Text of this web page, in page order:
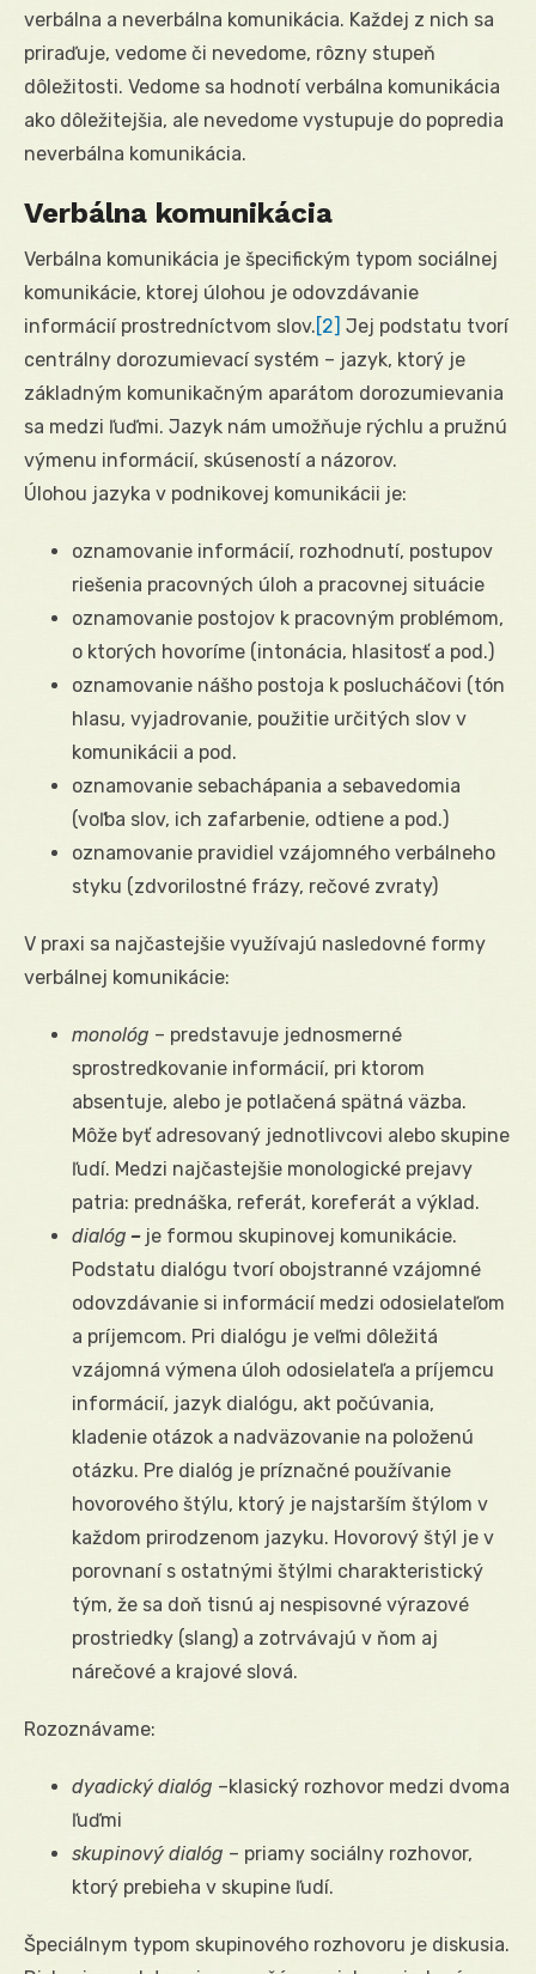
verbálna a neverbálna komunikácia. Každej z nich sa
priraďuje, vedome či nevedome, rôzny stupeň
dôležitosti. Vedome sa hodnotí verbálna komunikácia
ako dôležitejšia, ale nevedome vystupuje do popredia
neverbálna komunikácia.
Verbálna komunikácia
Verbálna komunikácia je špecifickým typom sociálnej
komunikácie, ktorej úlohou je odovzdávanie
informácií prostredníctvom slov. [2] Jej podstatu tvorí
centrálny dorozumievací systém – jazyk, ktorý je
základným komunikačným aparátom dorozumievania
sa medzi ľuďmi. Jazyk nám umožňuje rýchlu a pružnú
výmenu informácií, skúseností a názorov.
Úlohou jazyka v podnikovej komunikácii je:
oznamovanie informácií, rozhodnutí, postupov
riešenia pracovných úloh a pracovnej situácie
oznamovanie postojov k pracovným problémom,
o ktorých hovoríme (intonácia, hlasitosť a pod.)
oznamovanie nášho postoja k poslucháčovi (tón
hlasu, vyjadrovanie, použitie určitých slov v
komunikácii a pod.
oznamovanie sebachápania a sebavedomia
(voľba slov, ich zafarbenie, odtiene a pod.)
oznamovanie pravidiel vzájomného verbálneho
styku (zdvorilostné frázy, rečové zvraty)
V praxi sa najčastejšie využívajú nasledovné formy
verbálnej komunikácie:
monológ – predstavuje jednosmerné
sprostredkovanie informácií, pri ktorom
absentuje, alebo je potlačená spätná väzba.
Môže byť adresovaný jednotlivcovi alebo skupine
ľudí. Medzi najčastejšie monologické prejavy
patria: prednáška, referát, koreferát a výklad.
dialóg – je formou skupinovej komunikácie.
Podstatu dialógu tvorí obojstranné vzájomné
odovzdávanie si informácií medzi odosielateľom
a príjemcom. Pri dialógu je veľmi dôležitá
vzájomná výmena úloh odosielateľa a príjemcu
informácií, jazyk dialógu, akt počúvania,
kladenie otázok a nadväzovanie na položenú
otázku. Pre dialóg je príznačné používanie
hovorového štýlu, ktorý je najstarším štýlom v
každom prirodzenom jazyku. Hovorový štýl je v
porovnaní s ostatnými štýlmi charakteristický
tým, že sa doň tisnú aj nespisovné výrazové
prostriedky (slang) a zotrvávajú v ňom aj
nárečové a krajové slová.
Rozoznávame:
dyadický dialóg –klasický rozhovor medzi dvoma
ľuďmi
skupinový dialóg – priamy sociálny rozhovor,
ktorý prebieha v skupine ľudí.
Špeciálnym typom skupinového rozhovoru je diskusia.